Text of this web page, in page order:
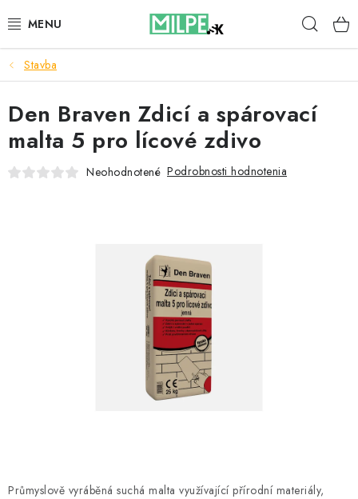
na
STREŠNÉ OKNÁ
PODKROVNÉ SCHODY
DOM A ZÁHRADA
Reklamace a vrácení zboží
Zásady používania súborov cookie
Podmínky ochrany osobních údajů
Obchodní podmínky
Stavba
Průmyslově vyráběná suchá malta využívající přírodní materiály,
Den Braven Zdicí a spárovací
malta 5 pro lícové zdivo
Neohodnotené Podrobnosti hodnotenia